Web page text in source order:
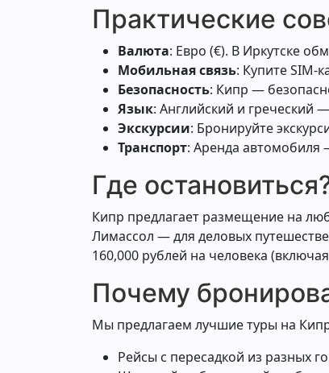
Практические
Валюта: Евро (€). В Иркутске
Мобильная связь: Купите SIM-
Безопасность: Кипр —
Язык: Английский и греческий
Экскурсии: Бронируйте
Транспорт: Аренда автомобиля
Где
Кипр предлагает размещение на
Лимассол — для деловых
160,000 рублей на человека
Почему
Мы предлагаем лучшие туры на
Рейсы с пересадкой из разных